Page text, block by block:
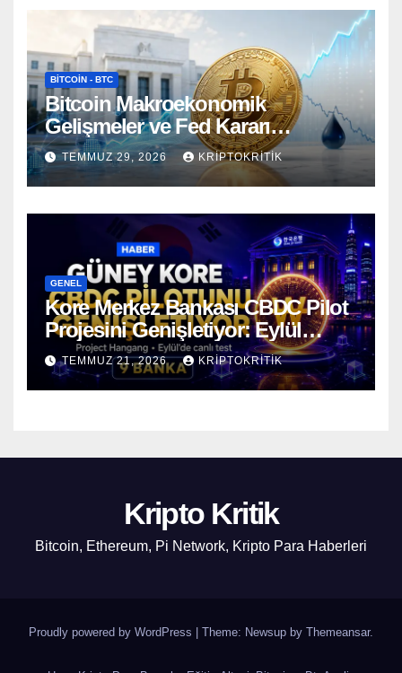
BITCOIN - BTC
Bitcoin Makroekonomik
Gelişmeler ve Fed Kararı
Öncesinde Dalgalı Seyrediyor
TEMMUZ 29, 2026 KRIPTOKRITIK
GENEL
Kore Merkez Bankası CBDC Pilot
Projesini Genişletiyor: Eylül
Ayında Gerçek Transferler
Başlıyor
TEMMUZ 21, 2026 KRIPTOKRITIK
Kripto Kritik
Bitcoin, Ethereum, Pi Network, Kripto Para Haberleri
Proudly powered by WordPress Theme: Newsup by Themeansar.